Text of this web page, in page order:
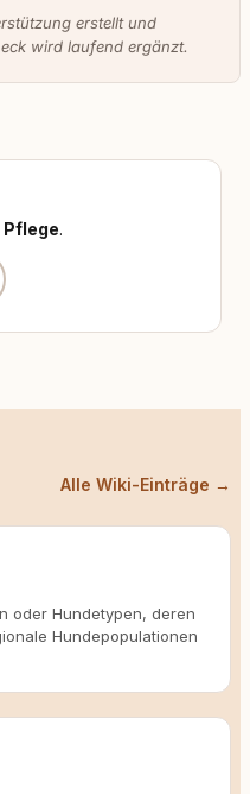
erstellt und
wird laufend ergänzt.
Pflege.
Alle Wiki-Einträge →
oder Hundetypen, deren
Hundepopulationen